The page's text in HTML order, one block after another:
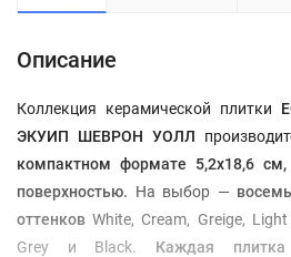
Описание
Коллекция керамической плитки
ЭКУИП ШЕВРОН УОЛЛ
компактном формате 5,2х18,6
поверхностью. На выбор —
оттенков White, Cream, Greige,
Grey и Black. Каждая